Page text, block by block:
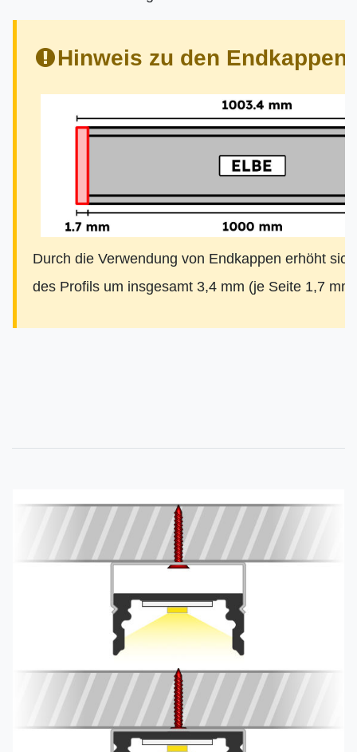
Hinweis zu den Endkappen:
Durch die Verwendung von Endkappen erhöht
des Profils um insgesamt 3,4 mm (je Seite 1,7